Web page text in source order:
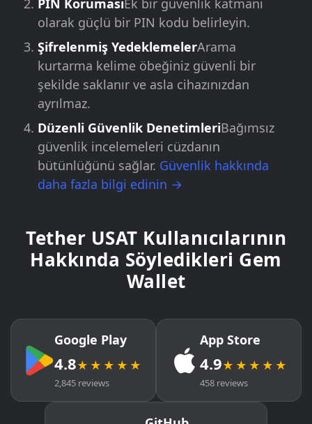
PIN KorumasıEk bir güvenlik katmanı
olarak güçlü bir PIN kodu belirleyin.
Şifrelenmiş YedeklemelerArama
kurtarma kelime öbeğiniz güvenli bir
şekilde saklanır ve asla cihazınızdan
ayrılmaz.
Düzenli Güvenlik DenetimleriBağımsız
güvenlik incelemeleri cüzdanın
bütünlüğünü sağlar. Güvenlik hakkında
daha fazla bilgi edinin →
Tether USAT Kullanıcılarının
Hakkında Söyledikleri Gem
Wallet
Google Play
4.8★★★★★
2,845 reviews
App Store
4.9★★★★★
458 reviews